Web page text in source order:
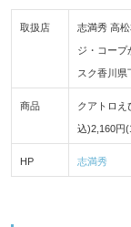
取扱店 志満秀 高
ジ・コープ
スク香川県
商品 クアトロえ
込)2,160円
HP 志満秀